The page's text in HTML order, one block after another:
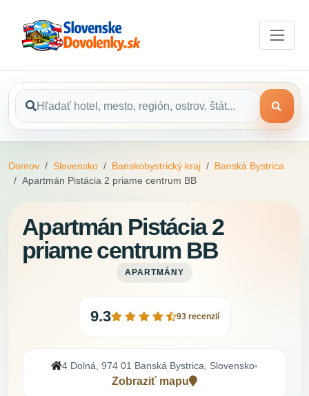
Domov Slovensko Banskobystrický kraj
Banská Bystrica
Apartmán Pistácia 2 priame centrum BB
Apartmán Pistácia 2
priame centrum BB
APARTMÁNY
9.3 93 recenzií
4 Dolná, 974 01 Banská Bystrica, Slovensko•
Zobraziť mapu